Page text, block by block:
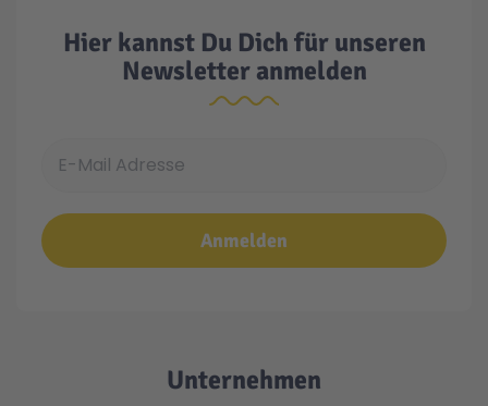
Hier kannst Du Dich für unseren
Newsletter anmelden
Anmelden
Unternehmen